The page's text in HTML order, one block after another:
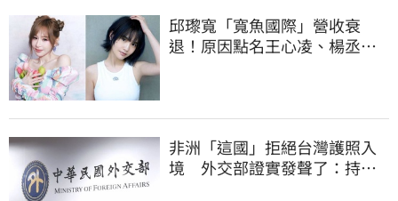
邱瓈寬「寬魚國際」營收衰
退！原因點名王心凌、楊丞琳
非洲「這國」拒絕台灣護照入
境 外交部證實發聲了：持續